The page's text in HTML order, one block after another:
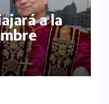
a la